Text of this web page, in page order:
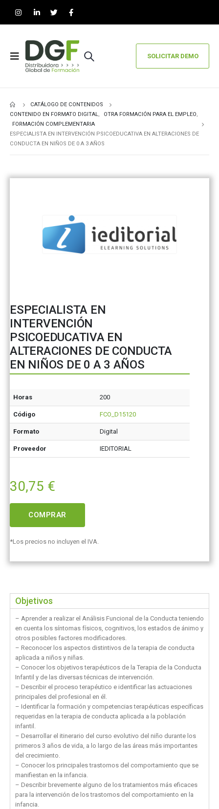
SOLICITAR DEMO
CATÁLOGO DE CONTENIDOS
CONTENIDO EN FORMATO DIGITAL, OTRA FORMACIÓN PARA EL EMPLEO,
FORMACIÓN COMPLEMENTARIA
ESPECIALISTA EN INTERVENCIÓN PSICOEDUCATIVA EN ALTERACIONES DE
CONDUCTA EN NIÑOS DE 0 A 3 AÑOS
ESPECIALISTA EN
INTERVENCIÓN
PSICOEDUCATIVA EN
ALTERACIONES DE CONDUCTA
EN NIÑOS DE 0 A 3 AÑOS
Horas 200
Código FCO_D15120
Formato Digital
Proveedor IEDITORIAL
30,75 €
COMPRAR
*Los precios no incluyen el IVA.
Objetivos
– Aprender a realizar el Análisis Funcional de la Conducta teniendo
en cuenta los síntomas físicos, cognitivos, los estados de ánimo y
otros posibles factores modificadores.
– Reconocer los aspectos distintivos de la terapia de conducta
aplicada a niños y niñas.
– Conocer los objetivos terapéuticos de la Terapia de la Conducta
Infantil y de las diversas técnicas de intervención.
– Describir el proceso terapéutico e identificar las actuaciones
principales del profesional en él.
– Identificar la formación y competencias terapéuticas específicas
requeridas en la terapia de conducta aplicada a la población
infantil.
– Desarrollar el itinerario del curso evolutivo del niño durante los
primeros 3 años de vida, a lo largo de las áreas más importantes
del crecimiento.
– Conocer los principales trastornos del comportamiento que se
manifiestan en la infancia.
– Describir brevemente alguno de los tratamientos más eficaces
para la intervención de los trastornos del comportamiento en la
infancia.